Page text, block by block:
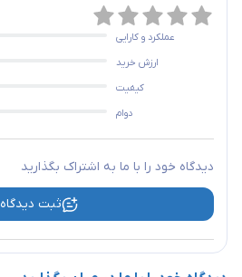
عملکرد و کارایی
ارزش خرید
کیفیت
دوام
دیدگاه خود را با ما به اشتراک بگذارید
ثبت دیدگاه